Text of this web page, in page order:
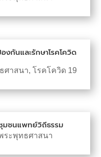
งกันและรักษาโรคโควิด
ศาสนา, โรคโควิด 19
มชนแพทย์วิถีธรรม
ระพุทธศาสนา